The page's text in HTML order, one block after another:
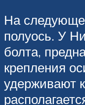
На
полуось. У
болта,
крепления
удерживают